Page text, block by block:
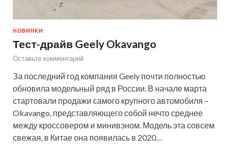
НОВИНКИ
Тест-драйв Geely Okavango
Оставьте комментарий
За последний год компания Geely почти полностью
обновила модельный ряд в России. В начале марта
стартовали продажи самого крупного автомобиля –
Okavango, представляющего собой нечто среднее
между кроссовером и минивэном. Модель эта совсем
свежая, в Китае она появилась в 2020…